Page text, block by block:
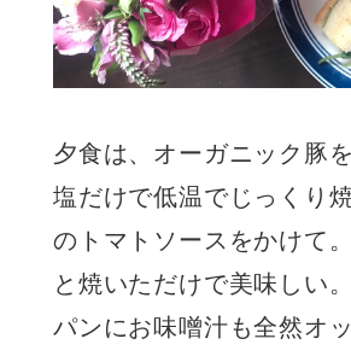
夕食は、オーガニック豚
塩だけで低温でじっくり
のトマトソースをかけて
と焼いただけで美味しい。
パンにお味噌汁も全然オッ